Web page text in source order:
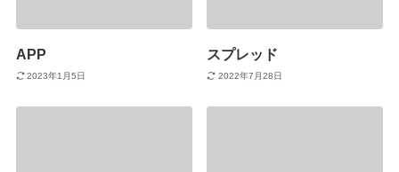
APP
2023年1月5日
スプレッド
2022年7月28日